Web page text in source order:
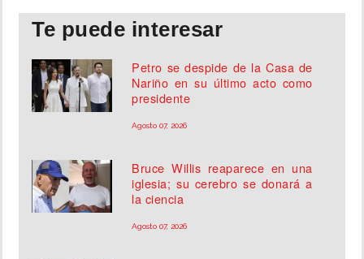
Te puede interesar
Petro se despide de la Casa de
Nariño en su último acto como
presidente
Agosto 07, 2026
Bruce Willis reaparece en una
iglesia; su cerebro se donará a
la ciencia
Agosto 07, 2026